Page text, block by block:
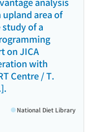
upland area of
study of a
on JICA
with
Centre / T.
National Diet Library